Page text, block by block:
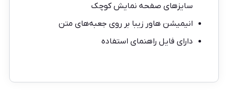
سایزهای صفحه نمایش کوچک
انیمیشن هاور زیبا بر روی جعبه‌های متن
دارای فایل راهنمای استفاده